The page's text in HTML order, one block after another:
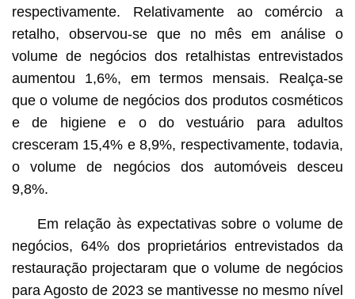
respectivamente. Relativamente ao comércio a
retalho, observou-se que no mês em análise o
volume de negócios dos retalhistas entrevistados
aumentou 1,6%, em termos mensais. Realça-se
que o volume de negócios dos produtos cosméticos
e de higiene e o do vestuário para adultos
cresceram 15,4% e 8,9%, respectivamente, todavia,
o volume de negócios dos automóveis desceu
9,8%.
Em relação às expectativas sobre o volume de
negócios, 64% dos proprietários entrevistados da
restauração projectaram que o volume de negócios
para Agosto de 2023 se mantivesse no mesmo nível